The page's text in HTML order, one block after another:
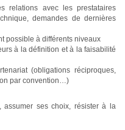
relations avec les prestataires
demandes de dernières
possible à différents niveaux
à la définition et à la faisabilité
(obligations réciproques,
par convention…)
assumer ses choix, résister à la